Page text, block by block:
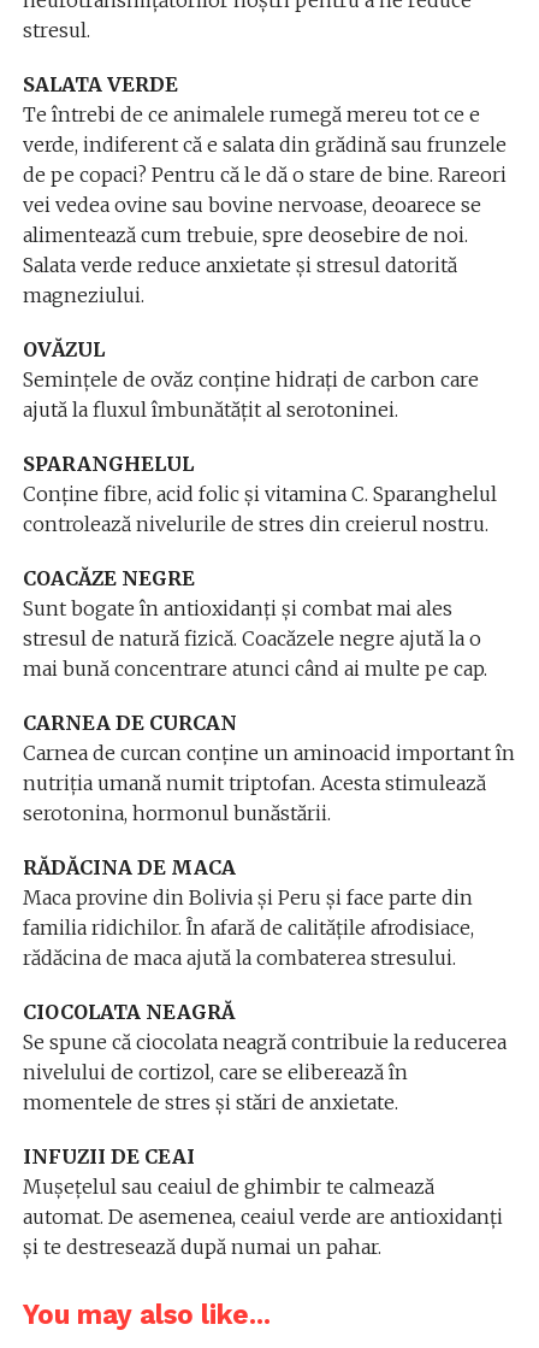
stresul.
SALATA VERDE
Te întrebi de ce animalele rumegă mereu tot ce e
verde, indiferent că e salata din grădină sau frunzele
de pe copaci? Pentru că le dă o stare de bine. Rareori
vei vedea ovine sau bovine nervoase, deoarece se
alimentează cum trebuie, spre deosebire de noi.
Salata verde reduce anxietate și stresul datorită
magneziului.
OVĂZUL
Semințele de ovăz conține hidrați de carbon care
ajută la fluxul îmbunătățit al serotoninei.
SPARANGHELUL
Conține fibre, acid folic și vitamina C. Sparanghelul
controlează nivelurile de stres din creierul nostru.
COACĂZE NEGRE
Sunt bogate în antioxidanți și combat mai ales
stresul de natură fizică. Coacăzele negre ajută la o
mai bună concentrare atunci când ai multe pe cap.
CARNEA DE CURCAN
Carnea de curcan conține un aminoacid important în
nutriția umană numit triptofan. Acesta stimulează
serotonina, hormonul bunăstării.
RĂDĂCINA DE MACA
Maca provine din Bolivia și Peru și face parte din
familia ridichilor. În afară de calitățile afrodisiace,
rădăcina de maca ajută la combaterea stresului.
CIOCOLATA NEAGRĂ
Se spune că ciocolata neagră contribuie la reducerea
nivelului de cortizol, care se eliberează în
momentele de stres și stări de anxietate.
INFUZII DE CEAI
Mușețelul sau ceaiul de ghimbir te calmează
automat. De asemenea, ceaiul verde are antioxidanți
și te destresează după numai un pahar.
You may also like...